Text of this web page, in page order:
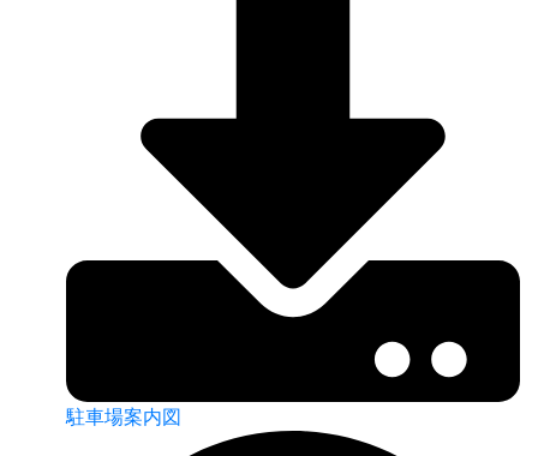
駐車場案内図